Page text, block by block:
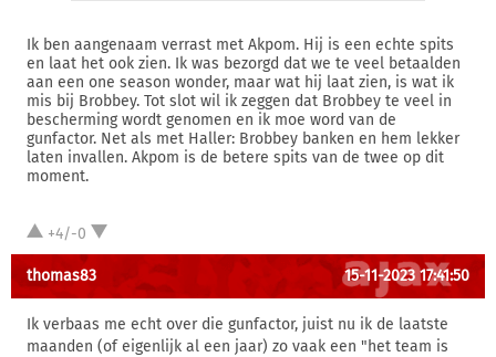
Ik ben aangenaam verrast met Akpom. Hij is een echte spits
en laat het ook zien. Ik was bezorgd dat we te veel betaalden
aan een one season wonder, maar wat hij laat zien, is wat ik
mis bij Brobbey. Tot slot wil ik zeggen dat Brobbey te veel in
bescherming wordt genomen en ik moe word van de
gunfactor. Net als met Haller: Brobbey banken en hem lekker
laten invallen. Akpom is de betere spits van de twee op dit
moment.
+4/-0
thomas83 15-11-2023 17:41:50
Ik verbaas me echt over die gunfactor, juist nu ik de laatste
maanden (of eigenlijk al een jaar) zo vaak een "het team is